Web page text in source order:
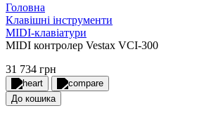
Головна
Клавішні інструменти
MIDI-клавіатури
MIDI контролер Vestax VCI-300
31 734 грн
До кошика